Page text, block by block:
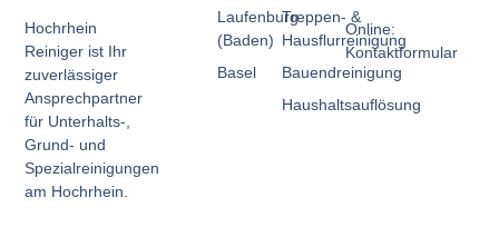
Hochrhein
Reiniger ist Ihr
zuverlässiger
Ansprechpartner
für Unterhalts-,
Grund- und
Spezialreinigungen
am Hochrhein.
Treppen- &
Hausflurreinigung
Bauendreinigung
Haushaltsauflösung
Laufenburg
(Baden)
Basel
Online:
Kontaktformular